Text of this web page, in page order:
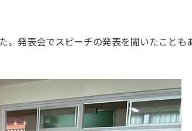
。発表会でスピーチの発表を聞いたことも